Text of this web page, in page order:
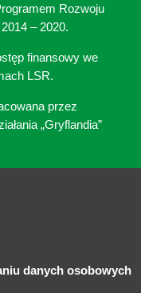
Rozwoju
– 2020.
finansowy we
LSR.
przez
„Gryflandia”
danych osobowych